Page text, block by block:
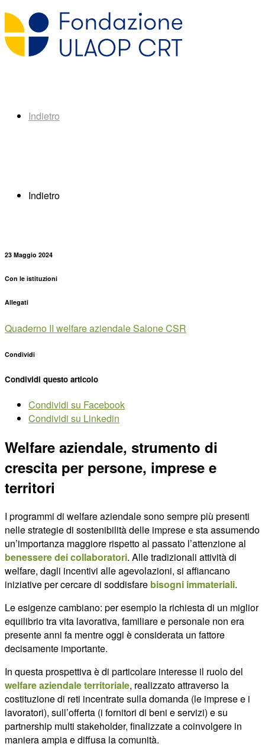
Indietro
Indietro
23 Maggio 2024
Con le istituzioni
Allegati
Quaderno II welfare aziendale Salone CSR
Condividi
Condividi questo articolo
Condividi su Facebook
Condividi su Linkedin
Welfare aziendale, strumento di
crescita per persone, imprese e
territori
I programmi di welfare aziendale sono sempre più presenti
nelle strategie di sostenibilità delle imprese e sta assumendo
un’importanza maggiore rispetto al passato l’attenzione al
benessere dei collaboratori. Alle tradizionali attività di
welfare, dagli incentivi alle agevolazioni, si affiancano
iniziative per cercare di soddisfare bisogni immateriali.
Le esigenze cambiano: per esempio la richiesta di un miglior
equilibrio tra vita lavorativa, familiare e personale non era
presente anni fa mentre oggi è considerata un fattore
decisamente importante.
In questa prospettiva è di particolare interesse il ruolo del
welfare aziendale territoriale, realizzato attraverso la
costituzione di reti incentrate sulla domanda (le imprese e i
lavoratori), sull’offerta (i fornitori di beni e servizi) e su
partnership multi stakeholder, finalizzate a coinvolgere in
maniera ampia e diffusa la comunità.